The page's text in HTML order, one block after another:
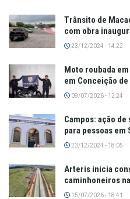
Trânsito de
com obra
23/12/2024 - 14:22
Moto roubada
em Conceição de
09/07/2026 - 12:24
Campos: ação
para pessoas em
23/12/2024 - 18:05
Arteris inicia
caminhoneiros
15/07/2026 - 18:41